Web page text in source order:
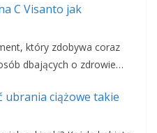
C Visanto jak
który zdobywa coraz
dbających o zdrowie…
ubrania ciążowe takie